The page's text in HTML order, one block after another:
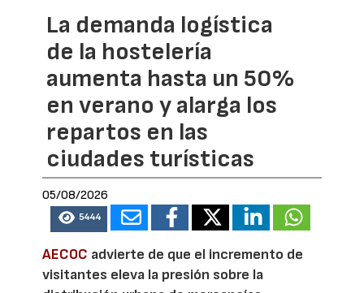
La demanda logística
de la hostelería
aumenta hasta un 50%
en verano y alarga los
repartos en las
ciudades turísticas
05/08/2026
5444
AECOC advierte de que el incremento de
visitantes eleva la presión sobre la